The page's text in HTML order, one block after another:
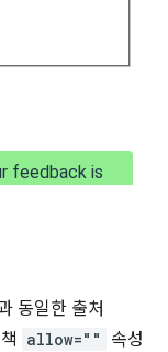
동일한 출처
allow=""
속성